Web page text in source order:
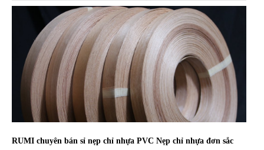
RUMI chuyên bán sỉ nẹp chỉ nhựa PVC Nẹp chỉ nhựa đơn sắc